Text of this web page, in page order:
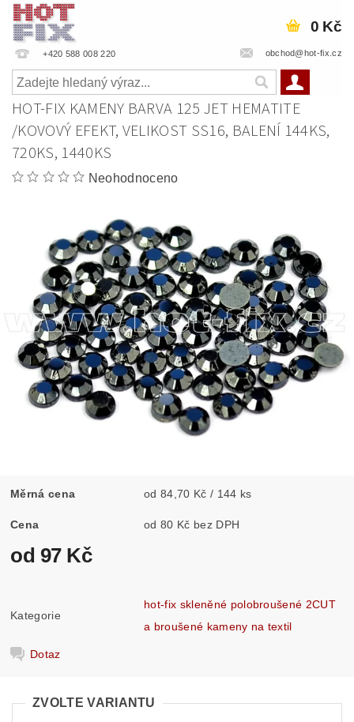
+420 588 008 220 obchod@hot-fix.cz
0 Kč
HOT-FIX KAMENY BARVA 125 JET HEMATITE
/KOVOVÝ EFEKT, VELIKOST SS16, BALENÍ 144KS,
720KS, 1440KS
Neohodnoceno
Měrná cena od 84,70 Kč / 144 ks
Cena od 80 Kč bez DPH
od 97 Kč
Kategorie
hot-fix skleněné polobroušené 2CUT
a broušené kameny na textil
Dotaz
ZVOLTE VARIANTU